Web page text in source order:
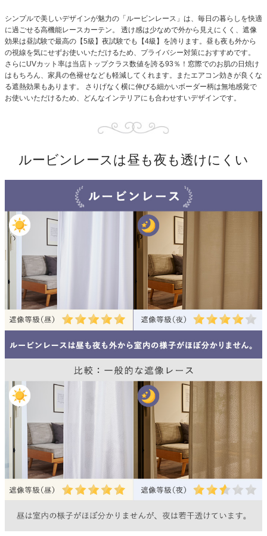
シンプルで美しいデザインが魅力の「ルービンレース」は、毎日の暮らしを快適
に過ごせる高機能レースカーテン。
透け感は少なめで外から見えにくく、遮像
効果は昼試験で最高の【5級】夜試験でも【4級】を誇ります。 昼も夜も外から
の視線を気にせずお使いいただけるため、プライバシー対策におすすめです。
さらにUVカット率は当店トップクラス数値を誇る93％！窓際でのお肌の日焼け
はもちろん、家具の色褪せなども軽減してくれます。またエアコン効きが良くな
る遮熱効果もあります。
さりげなく横に伸びる細かいボーダー柄は無地感覚で
お使いいただけるため、どんなインテリアにも合わせすいデザインです。
ルービンレースは昼も夜も透けにくい